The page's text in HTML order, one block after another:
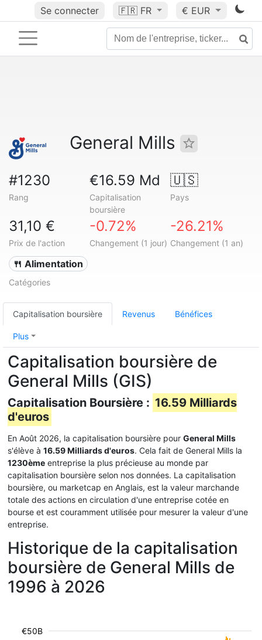
Se connecter 🇫🇷 FR € EUR
General Mills
#1230
Rang
€16.59 Md
Capitalisation
boursière
🇺🇸
Pays
31,10 €
Prix de l'action
-0.72%
Changement (1 jour)
-26.21%
Changement (1 an)
🍴 Alimentation
Catégories
Capitalisation boursière Revenus Bénéfices
Plus
Capitalisation boursière de
General Mills (GIS)
Capitalisation Boursière : 16.59 Milliards
d'euros
En Août 2026, la capitalisation boursière pour General Mills
s'élève à 16.59 Milliards d'euros. Cela fait de General Mills la
1230ème entreprise la plus précieuse au monde par
capitalisation boursière selon nos données. La capitalisation
boursière, ou marketcap en Anglais, est la valeur marchande
totale des actions en circulation d'une entreprise cotée en
bourse et est couramment utilisée pour mesurer la valeur d'une
entreprise.
Historique de la capitalisation
boursière de General Mills de
1996 à 2026
€50B